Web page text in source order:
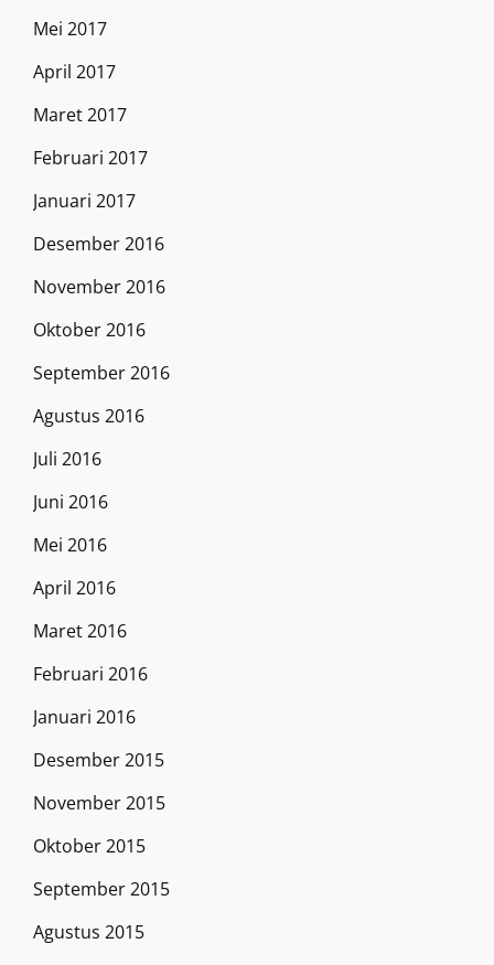
Mei 2017
April 2017
Maret 2017
Februari 2017
Januari 2017
Desember 2016
November 2016
Oktober 2016
September 2016
Agustus 2016
Juli 2016
Juni 2016
Mei 2016
April 2016
Maret 2016
Februari 2016
Januari 2016
Desember 2015
November 2015
Oktober 2015
September 2015
Agustus 2015